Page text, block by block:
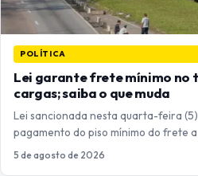
POLÍTICA
Lei garante frete mínimo no
cargas; saiba o que muda
Lei sancionada nesta quarta-feira
pagamento do piso mínimo do frete
5 de agosto de 2026